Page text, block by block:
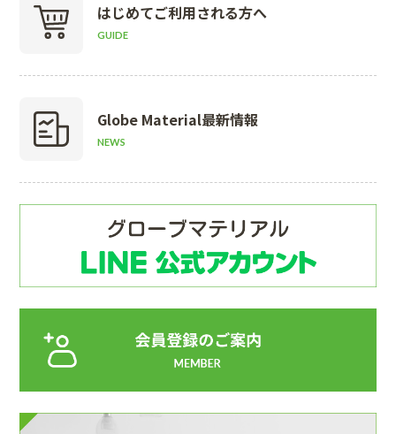
はじめてご利用される方へ
GUIDE
Globe Material最新情報
NEWS